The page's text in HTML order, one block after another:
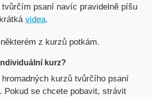
psaní navíc pravidelně píšu
videa.
z kurzů potkám.
kurz?
kurzů tvůrčího psaní
Pokud se chcete pobavit, strávit